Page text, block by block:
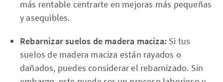
más rentable centrarte en mejoras más pequeñas
y asequibles.
Rebarnizar suelos de madera maciza: Si tus
suelos de madera maciza están rayados o
dañados, puedes considerar el rebarnizado. Sin